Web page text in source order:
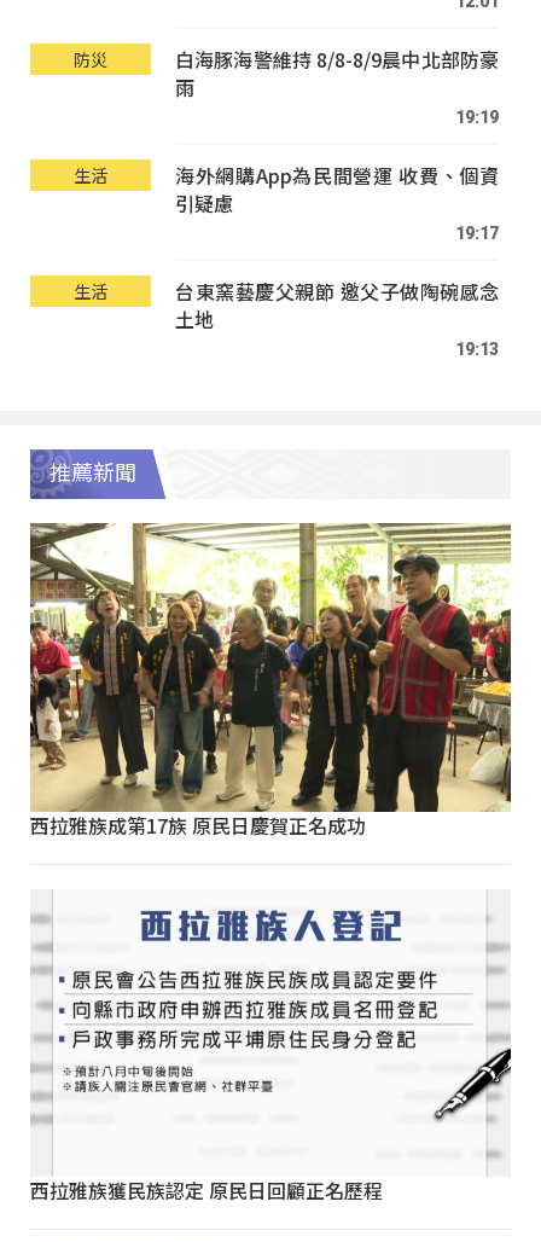
防災
白海豚海警維持 8/8-8/9晨中北部防豪
雨
19:19
生活
海外網購App為民間營運 收費、個資
引疑慮
19:17
生活
台東窯藝慶父親節 邀父子做陶碗感念
土地
19:13
推薦新聞
西拉雅族成第17族 原民日慶賀正名成功
西拉雅族獲民族認定 原民日回顧正名歷程